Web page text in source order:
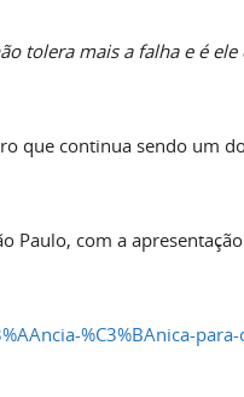
tolera mais a falha e é
que continua sendo um
Paulo, com a
%C3%BAnica-